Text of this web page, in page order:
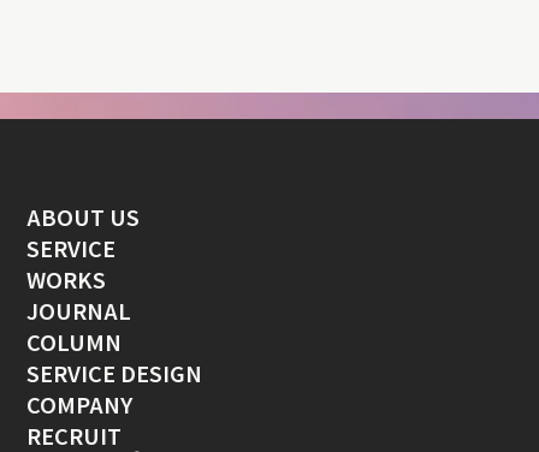
ABOUT US
SERVICE
WORKS
JOURNAL
COLUMN
SERVICE DESIGN
COMPANY
RECRUIT